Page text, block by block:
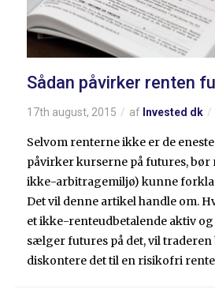
Sådan påvirker renten
17th august, 2015 af Invested dk
Selvom renterne ikke er de
påvirker kurserne på futures,
ikke-arbitragemiljø) kunne
Det vil denne artikel handle om.
et ikke-renteudbetalende aktiv og
sælger futures på det, vil traderen
diskontere det til en risikofri